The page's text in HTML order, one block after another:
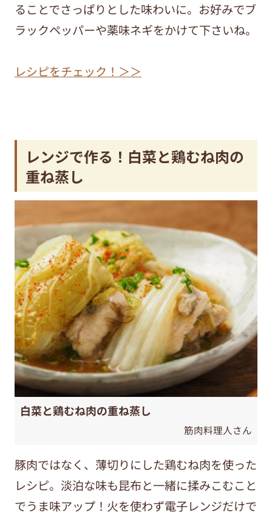
ることでさっぱりとした味わいに。お好みでブ
ラックペッパーや薬味ネギをかけて下さいね。
レシピをチェック！＞＞
レンジで作る！白菜と鶏むね肉の
重ね蒸し
白菜と鶏むね肉の重ね蒸し
筋肉料理人さん
豚肉ではなく、薄切りにした鶏むね肉を使った
レシピ。淡泊な味も昆布と一緒に揉みこむこと
でうま味アップ！火を使わず電子レンジだけで